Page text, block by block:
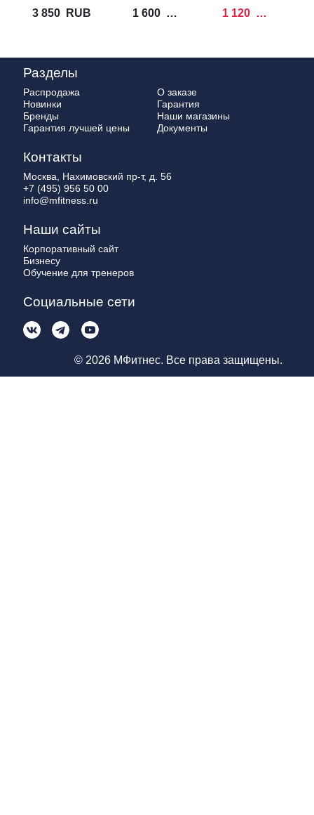
Ballance
3 850 RUB
Pinky
1 600 RUB
Ball
1 120 RUB
Разделы
Распродажа
Новинки
Бренды
Гарантия лучшей цены
О заказе
Гарантия
Наши магазины
Документы
Контакты
Москва, Нахимовский пр-т, д. 56
+7 (495) 956 50 00
info@mfitness.ru
Наши сайты
Корпоративный сайт
Бизнесу
Обучение для тренеров
Социальные сети
© 2026 МФитнес. Все права защищены.